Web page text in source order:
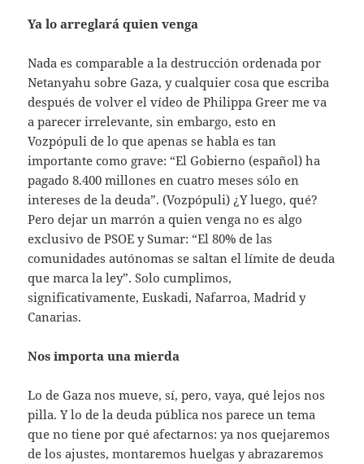
Ya lo arreglará quien venga
Nada es comparable a la destrucción ordenada por
Netanyahu sobre Gaza, y cualquier cosa que escriba
después de volver el vídeo de Philippa Greer me va
a parecer irrelevante, sin embargo, esto en
Vozpópuli de lo que apenas se habla es tan
importante como grave: “El Gobierno (español) ha
pagado 8.400 millones en cuatro meses sólo en
intereses de la deuda”. (Vozpópuli) ¿Y luego, qué?
Pero dejar un marrón a quien venga no es algo
exclusivo de PSOE y Sumar: “El 80% de las
comunidades autónomas se saltan el límite de deuda
que marca la ley”. Solo cumplimos,
significativamente, Euskadi, Nafarroa, Madrid y
Canarias.
Nos importa una mierda
Lo de Gaza nos mueve, sí, pero, vaya, qué lejos nos
pilla. Y lo de la deuda pública nos parece un tema
que no tiene por qué afectarnos: ya nos quejaremos
de los ajustes, montaremos huelgas y abrazaremos